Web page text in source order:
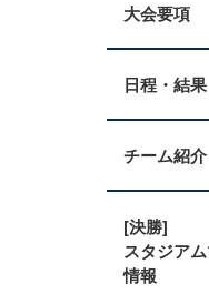
大会要項
日程・結果
チーム紹介
[決勝]
スタジア
情報